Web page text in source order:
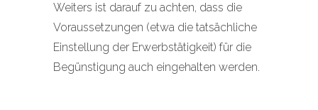
Weiters ist darauf zu achten, dass die
Voraussetzungen (etwa die tatsächliche
Einstellung der Erwerbstätigkeit) für die
Begünstigung auch eingehalten werden.